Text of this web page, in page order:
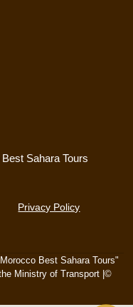
Privacy Policy
Best Sahara Tours"
Ministry of Transport |©